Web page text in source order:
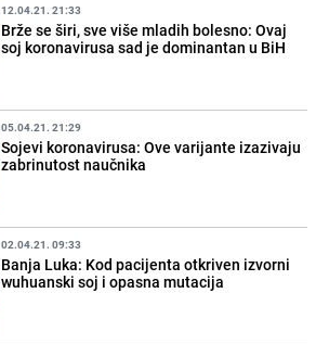
12.04.21. 21:33
Brže se širi, sve više mladih bolesno: Ovaj
soj koronavirusa sad je dominantan u BiH
05.04.21. 21:29
Sojevi koronavirusa: Ove varijante izazivaju
zabrinutost naučnika
02.04.21. 09:33
Banja Luka: Kod pacijenta otkriven izvorni
wuhuanski soj i opasna mutacija